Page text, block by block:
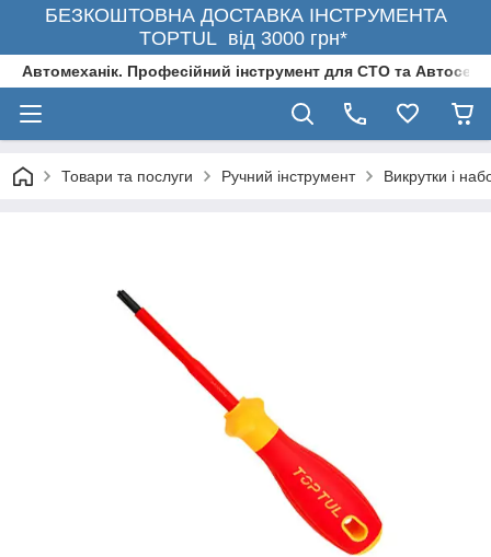
БЕЗКОШТОВНА ДОСТАВКА ІНСТРУМЕНТА
TOPTUL від 3000 грн*
Автомеханік. Професійний інструмент для СТО та
Товари та послуги Ручний інструмент Bикpутки і